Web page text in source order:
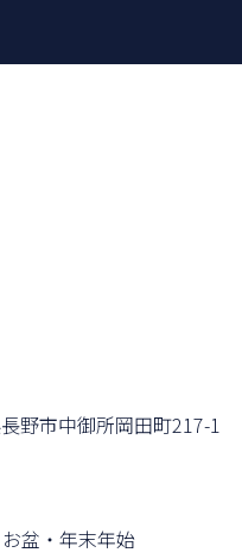
野市中御所岡⽥町217-1
盆・年末年始